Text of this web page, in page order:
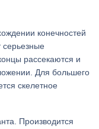
конечностей
серьезные
рассекаются и
Для большего
скелетное
Производится